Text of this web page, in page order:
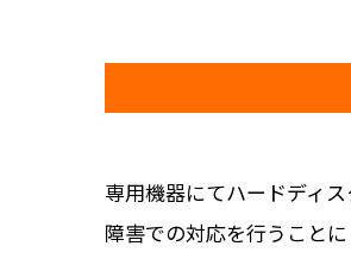
専用機器にてハードディ
障害での対応を行うことに